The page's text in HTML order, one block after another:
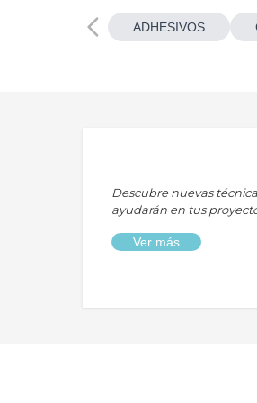
ADHESIVOS
Descubre nuevas
ayudarán en tus
Ver más